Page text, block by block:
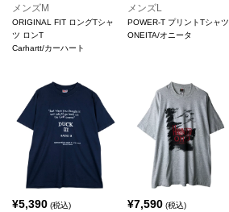
メンズM
ORIGINAL FIT ロングTシャ
ツ ロンT
Carhartt/カーハート
メンズL
POWER-T プリントTシャツ
ONEITA/オニータ
¥5,390 (税込) ¥7,590(税込)